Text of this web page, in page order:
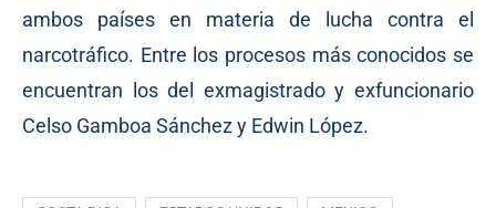
ambos países en materia de lucha contra el
narcotráfico. Entre los procesos más conocidos se
encuentran los del exmagistrado y exfuncionario
Celso Gamboa Sánchez y Edwin López.